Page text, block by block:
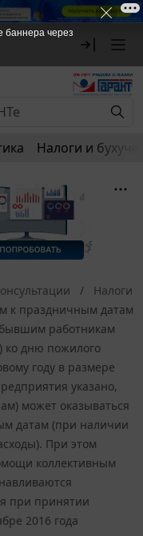
Налоги и
Налоги
к праздничным датам
работникам
ко дню пожилого
году в размере
указано,
может оказываться
датам (при наличии
При этом
коллективным
при принятии
2016 года
баннера через